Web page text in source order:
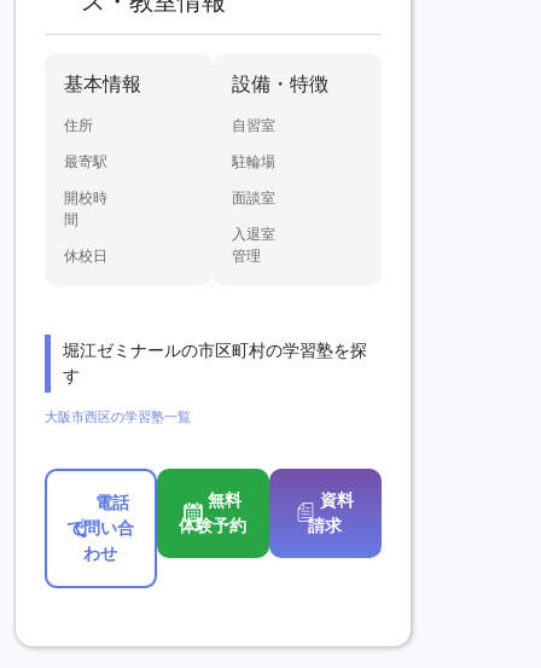
基本情報
住所
最寄駅
開校時
間
休校日
設備・特徴
自習室
駐輪場
面談室
入退室
管理
堀江ゼミナールの市区町村の学習塾を探
す
大阪市西区の学習塾一覧
電話
で問い合
わせ
無料
体験予約
資料
請求